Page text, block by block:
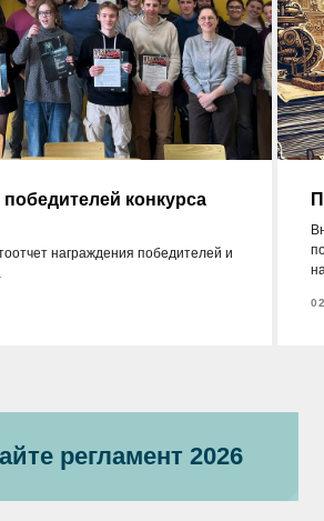
конкурса
награждения победителей и
регламент 2026